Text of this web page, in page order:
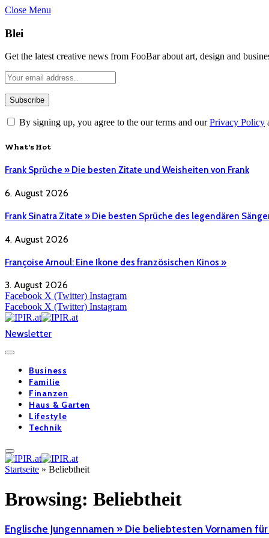
Close Menu
Blei
Get the latest creative news from FooBar about art, design and
By signing up, you agree to the our terms and ourPrivacy Policy
What's Hot
Frank Sprüche » Die besten Zitate und Weisheiten von Frank
6. August 2026
Frank Sinatra Zitate » Die besten Sprüche des legendären
4. August 2026
Françoise Arnoul: Eine Ikone des französischen Kinos »
3. August 2026
Facebook X (Twitter) Instagram
Facebook X (Twitter) Instagram
Newsletter
Business
Familie
Finanzen
Haus & Garten
Lifestyle
Technik
Startseite » Beliebtheit
Browsing: Beliebtheit
Englische Jungennamen » Die beliebtesten Vornamen für